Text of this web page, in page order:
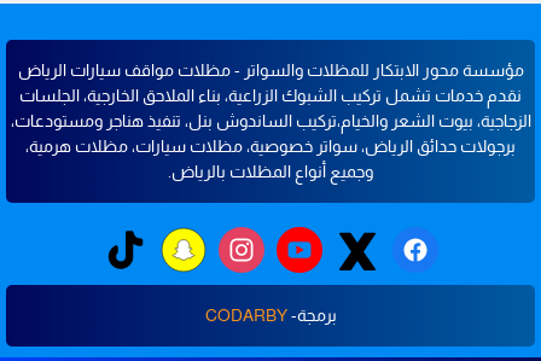
مؤسسة محور الابتكار للمظلات والسواتر - مظلات مواقف سيارات الرياض
نقدم خدمات تشمل تركيب الشبوك الزراعية، بناء الملاحق الخارجية، الجلسات
الزجاجية، بيوت الشعر والخيام،تركيب الساندوش بنل، تنفيذ هناجر ومستودعات،
برجولات حدائق الرياض، سواتر خصوصية، مظلات سيارات، مظلات هرمية،
وجميع أنواع المظلات بالرياض.
برمجة-CODARBY